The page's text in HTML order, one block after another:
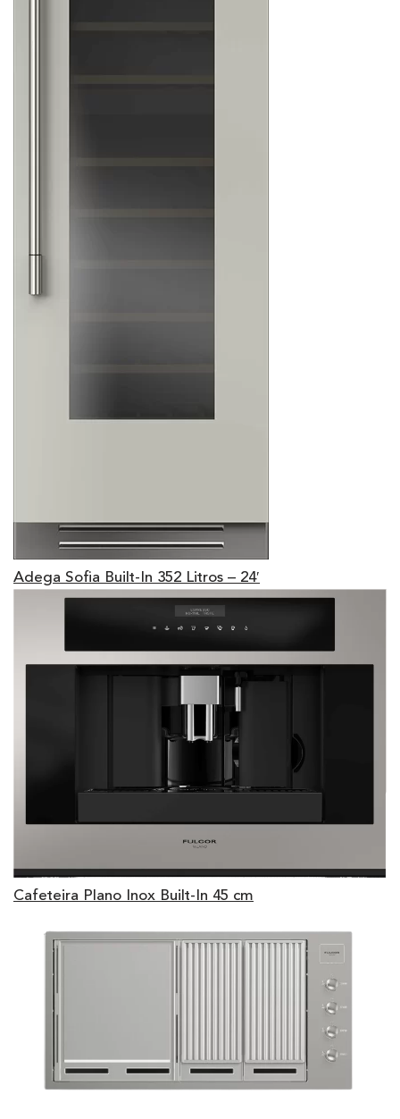
Adega Sofia Built-In 352 Litros – 24′
Cafeteira Plano Inox Built-In 45 cm